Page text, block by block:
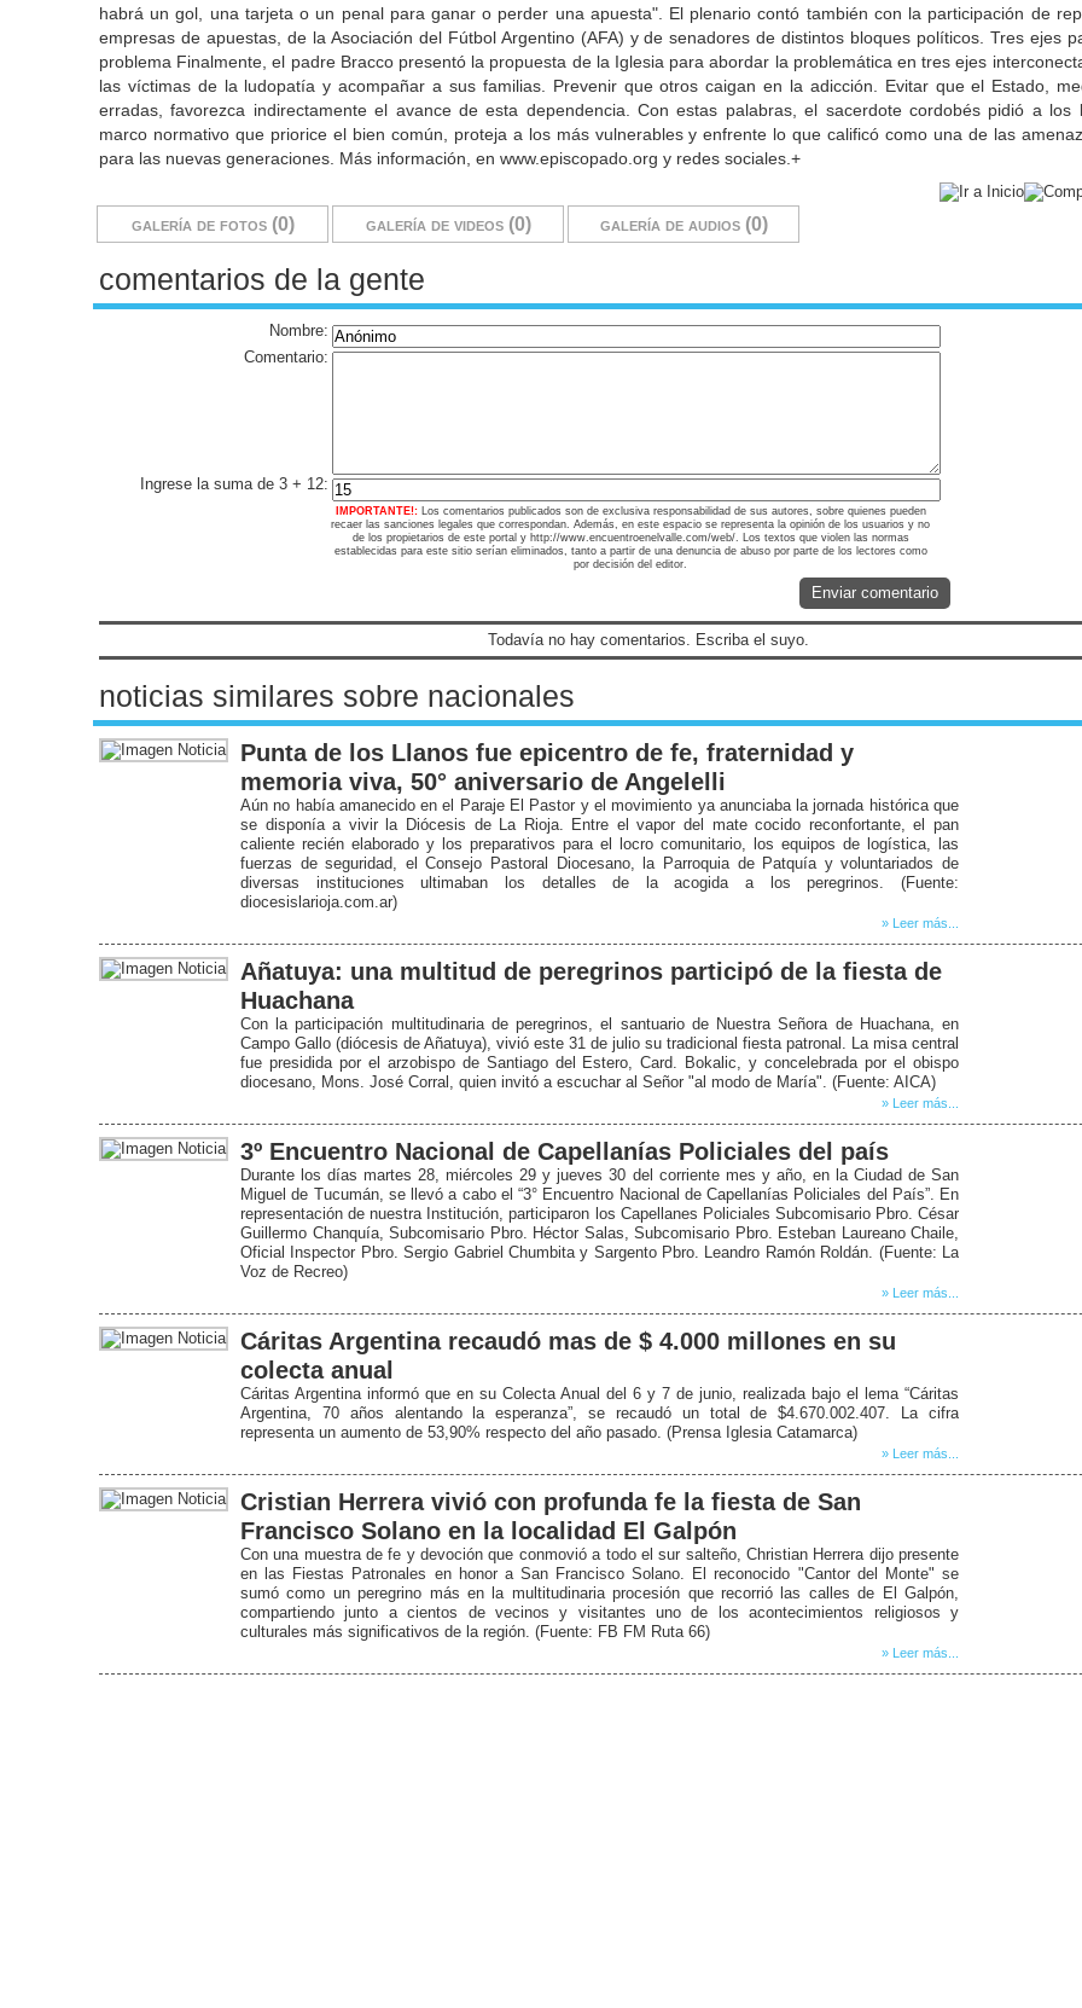
habrá un gol, una tarjeta o un penal para ganar o perder una apuesta". El plenario contó también con la participación de
empresas de apuestas, de la Asociación del Fútbol Argentino (AFA) y de senadores de distintos bloques políticos. Tres ejes
problema Finalmente, el padre Bracco presentó la propuesta de la Iglesia para abordar la problemática en tres ejes
las víctimas de la ludopatía y acompañar a sus familias. Prevenir que otros caigan en la adicción. Evitar que el Estado,
erradas, favorezca indirectamente el avance de esta dependencia. Con estas palabras, el sacerdote cordobés pidió a los
marco normativo que priorice el bien común, proteja a los más vulnerables y enfrente lo que calificó como una de las
para las nuevas generaciones. Más información, en www.episcopado.org y redes sociales.+
galería de fotos (0) galería de videos (0) galería de audios (0)
comentarios de la gente
Nombre:
Comentario:
Ingrese la suma de 3 + 12:
IMPORTANTE!: Los comentarios publicados son de exclusiva responsabilidad de sus autores, sobre quienes pueden
recaer las sanciones legales que correspondan. Además, en este espacio se representa la opinión de los usuarios y no
de los propietarios de este portal y http://www.encuentroenelvalle.com/web/. Los textos que violen las normas
establecidas para este sitio serían eliminados, tanto a partir de una denuncia de abuso por parte de los lectores como
por decisión del editor.
Enviar comentario
Todavía no hay comentarios. Escriba el suyo.
noticias similares sobre nacionales
Punta de los Llanos fue epicentro de fe, fraternidad y
memoria viva, 50° aniversario de Angelelli
Aún no había amanecido en el Paraje El Pastor y el movimiento ya anunciaba la jornada histórica que
se disponía a vivir la Diócesis de La Rioja. Entre el vapor del mate cocido reconfortante, el pan
caliente recién elaborado y los preparativos para el locro comunitario, los equipos de logística, las
fuerzas de seguridad, el Consejo Pastoral Diocesano, la Parroquia de Patquía y voluntariados de
diversas instituciones ultimaban los detalles de la acogida a los peregrinos. (Fuente:
diocesislarioja.com.ar)
» Leer más...
Añatuya: una multitud de peregrinos participó de la fiesta de
Huachana
Con la participación multitudinaria de peregrinos, el santuario de Nuestra Señora de Huachana, en
Campo Gallo (diócesis de Añatuya), vivió este 31 de julio su tradicional fiesta patronal. La misa central
fue presidida por el arzobispo de Santiago del Estero, Card. Bokalic, y concelebrada por el obispo
diocesano, Mons. José Corral, quien invitó a escuchar al Señor "al modo de María". (Fuente: AICA)
» Leer más...
3º Encuentro Nacional de Capellanías Policiales del país
Durante los días martes 28, miércoles 29 y jueves 30 del corriente mes y año, en la Ciudad de San
Miguel de Tucumán, se llevó a cabo el “3° Encuentro Nacional de Capellanías Policiales del País”. En
representación de nuestra Institución, participaron los Capellanes Policiales Subcomisario Pbro. César
Guillermo Chanquía, Subcomisario Pbro. Héctor Salas, Subcomisario Pbro. Esteban Laureano Chaile,
Oficial Inspector Pbro. Sergio Gabriel Chumbita y Sargento Pbro. Leandro Ramón Roldán. (Fuente: La
Voz de Recreo)
» Leer más...
Cáritas Argentina recaudó mas de $ 4.000 millones en su
colecta anual
Cáritas Argentina informó que en su Colecta Anual del 6 y 7 de junio, realizada bajo el lema “Cáritas
Argentina, 70 años alentando la esperanza”, se recaudó un total de $4.670.002.407. La cifra
representa un aumento de 53,90% respecto del año pasado. (Prensa Iglesia Catamarca)
» Leer más...
Cristian Herrera vivió con profunda fe la fiesta de San
Francisco Solano en la localidad El Galpón
Con una muestra de fe y devoción que conmovió a todo el sur salteño, Christian Herrera dijo presente
en las Fiestas Patronales en honor a San Francisco Solano. El reconocido "Cantor del Monte" se
sumó como un peregrino más en la multitudinaria procesión que recorrió las calles de El Galpón,
compartiendo junto a cientos de vecinos y visitantes uno de los acontecimientos religiosos y
culturales más significativos de la región. (Fuente: FB FM Ruta 66)
» Leer más...